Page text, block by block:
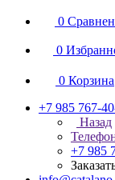
0
0
0 Корзина
+7 985 767-
Назад
+7 985